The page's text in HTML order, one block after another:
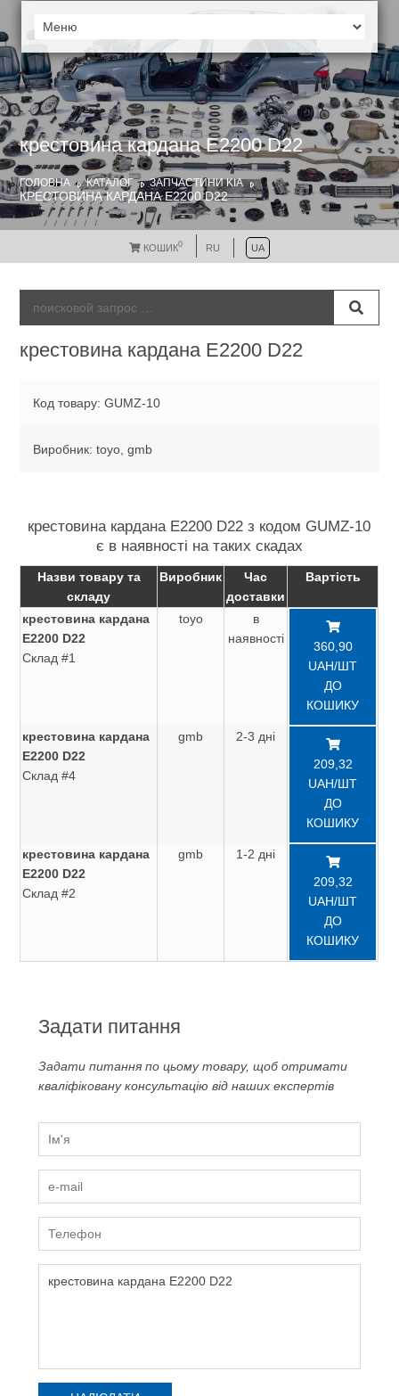
крестовина кардана Е2200 D22
ГОЛОВНА КАТАЛОГ ЗАПЧАСТИНИ KIA
КРЕСТОВИНА КАРДАНА Е2200 D22
КОШИК0 RU UA
крестовина кардана Е2200 D22
Код товару: GUMZ-10
Виробник: toyo, gmb
крестовина кардана Е2200 D22 з кодом GUMZ-10
є в наявності на таких скадах
Назви товару та
складу
Виробник
Час
доставки
Вартість
крестовина кардана
Е2200 D22
Склад #1
toyo
в
наявності
360,90
UAH/ШТ
ДО
КОШИКУ
крестовина кардана
Е2200 D22
Склад #4
gmb
2-3 дні
209,32
UAH/ШТ
ДО
КОШИКУ
крестовина кардана
Е2200 D22
Склад #2
gmb
1-2 дні
209,32
UAH/ШТ
ДО
КОШИКУ
Задати питання
Задати питання по цьому товару, щоб отримати
кваліфіковану консультацію від наших експертів